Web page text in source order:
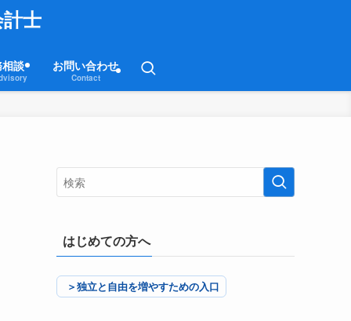
士
談 お問い合わせ
Contact
はじめての方へ
＞独立と自由を増やすための入口